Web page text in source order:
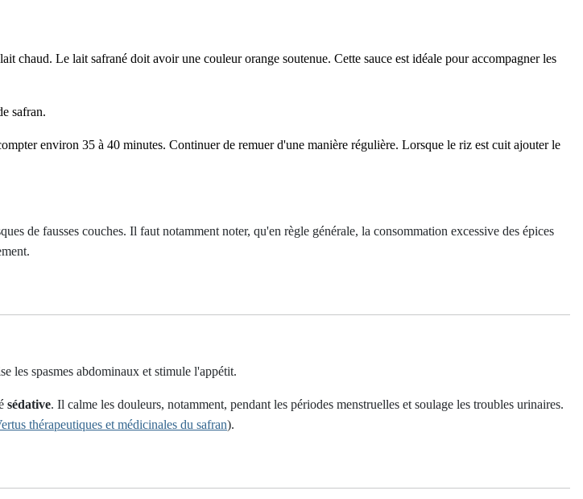
chaud. Le lait safrané doit avoir une couleur orange soutenue. Cette sauce est idéale pour accompagner les
safran.
environ 35 à 40 minutes. Continuer de remuer d'une manière régulière. Lorsque le riz est cuit ajouter le
de fausses couches. Il faut notamment noter, qu'en règle générale, la consommation excessive des épices
les spasmes abdominaux et stimule l'appétit.
sédative. Il calme les douleurs, notamment, pendant les périodes menstruelles et soulage les troubles urinaires.
thérapeutiques et médicinales du safran).